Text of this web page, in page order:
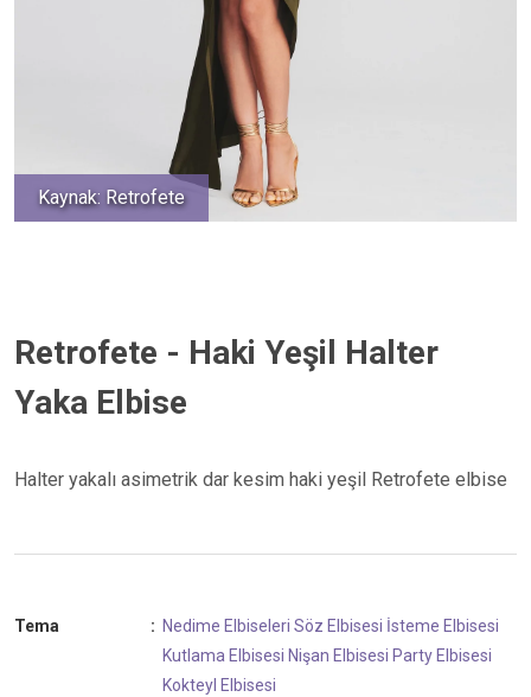
Kaynak: Retrofete
Retrofete - Haki Yeşil Halter
Yaka Elbise
Halter yakalı asimetrik dar kesim haki yeşil Retrofete elbise
Tema : Nedime Elbiseleri Söz Elbisesi İsteme Elbisesi
Kutlama Elbisesi Nişan Elbisesi Party Elbisesi
Kokteyl Elbisesi